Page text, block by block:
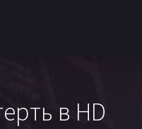
в HD